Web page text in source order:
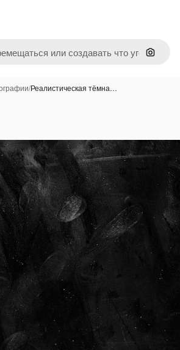
Поиск
/Реалистическая тёмна…